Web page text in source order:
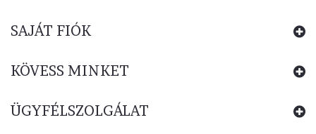
SAJÁT FIÓK
KÖVESS MINKET
ÜGYFÉLSZOLGÁLAT